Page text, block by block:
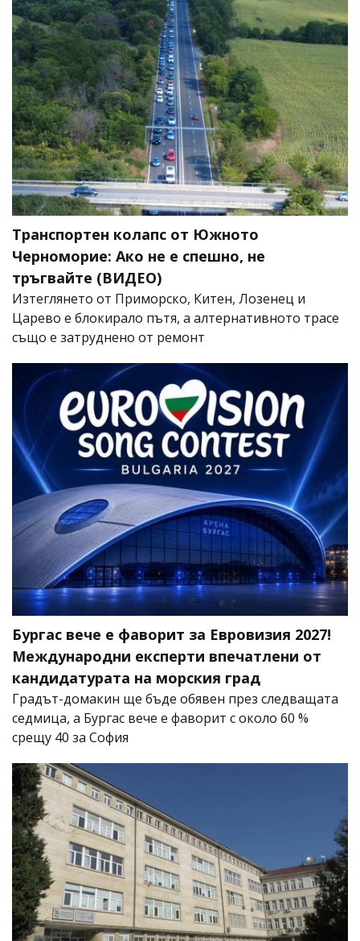
Транспортен колапс от Южното
Черноморие: Ако не е спешно, не
тръгвайте (ВИДЕО)
Изтеглянето от Приморско, Китен, Лозенец и
Царево е блокирало пътя, а алтернативното трасе
също е затруднено от ремонт
Бургас вече е фаворит за Евровизия 2027!
Международни експерти впечатлени от
кандидатурата на морския град
Градът-домакин ще бъде обявен през следващата
седмица, а Бургас вече е фаворит с около 60 %
срещу 40 за София